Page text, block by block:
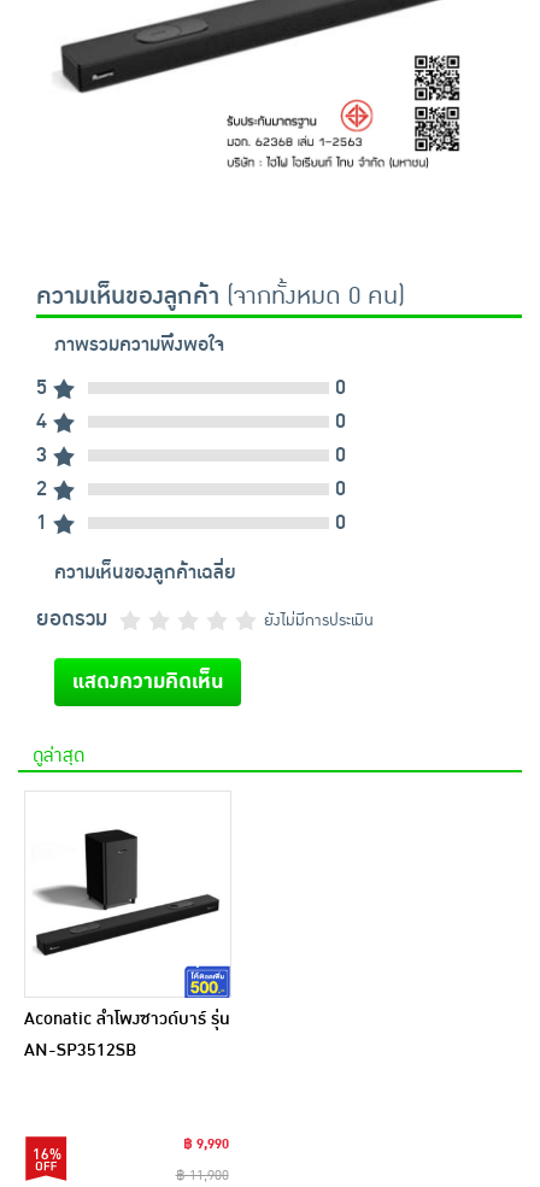
ความเห็นของลูกค้า (จากทั้งหมด 0 คน)
ภาพรวมความพึงพอใจ
5
0
4
0
3
0
2
0
1
0
ความเห็นของลูกค้าเฉลี่ย
ยอดรวม ยังไม่มีการประเมิน
แสดงความคิดเห็น
ดูล่าสุด
Aconatic ลำโพงซาวด์บาร์ รุ่น
AN-SP3512SB
16%
฿ 9,990
฿ 11,900